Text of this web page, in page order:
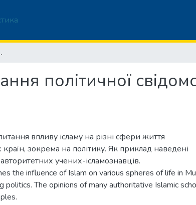
цивілізації
політичної
впливу ісламу на різні сфери життя
зокрема на політику. Як приклад наведені
учених-ісламознавців.
the influence of Islam on various spheres of life in
politics. The opinions of many authoritative Islamic